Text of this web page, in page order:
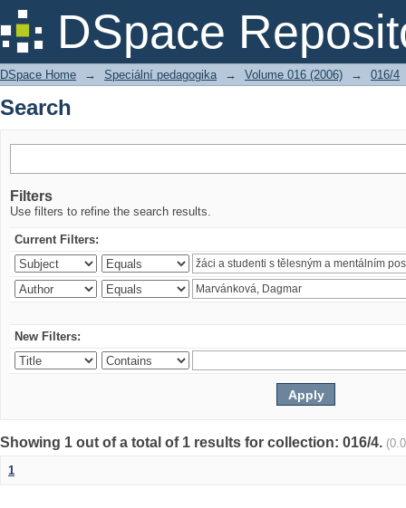
DSpace
Search
DSpace Home → Speciální pedagogika → Volume 016 (2006) → 016/4
Search
Filters
Use filters to refine the search results.
Current Filters:
New Filters:
Showing 1 out of a total of 1 results for collection: 016/4.
1